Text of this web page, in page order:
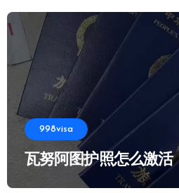
998visa
瓦努阿图护照怎么激活